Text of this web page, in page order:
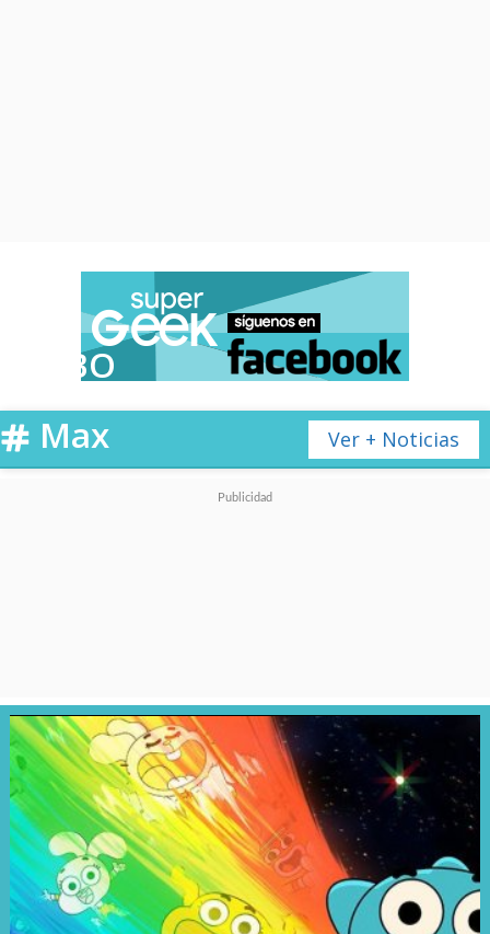
Ver + Noticias
HBO
Max